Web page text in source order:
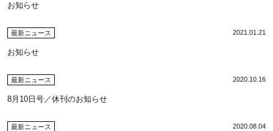
お知らせ
最新ニュース 2021.01.21
お知らせ
最新ニュース 2020.10.16
8月10日号／休刊のお知らせ
最新ニュース 2020.08.04